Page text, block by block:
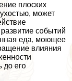
плоских
может
событий
еда, моющее
влияния
до его